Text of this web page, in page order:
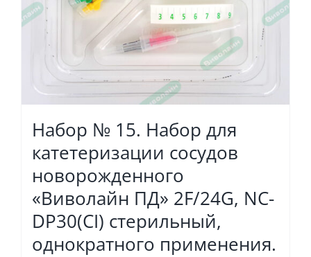
Набор № 15. Набор для
катетеризации сосудов
новорожденного
«Виволайн ПД» 2F/24G, NC-
DP30(CI) стерильный,
однократного применения.